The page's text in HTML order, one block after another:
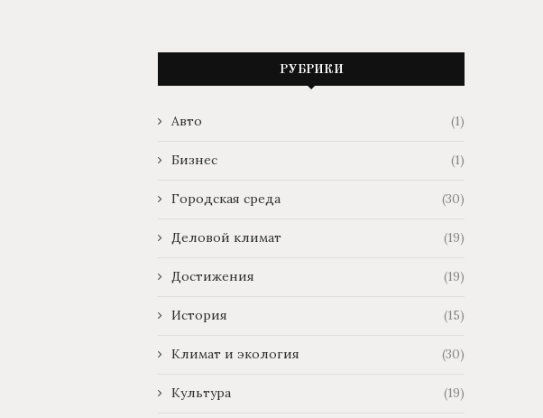
РУБРИКИ
Авто (1)
Бизнес (1)
Городская среда (30)
Деловой климат (19)
Достижения (19)
История (15)
Климат и экология (30)
Культура (19)